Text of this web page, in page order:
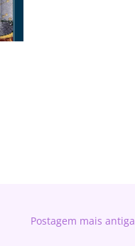
Postagem mais antiga